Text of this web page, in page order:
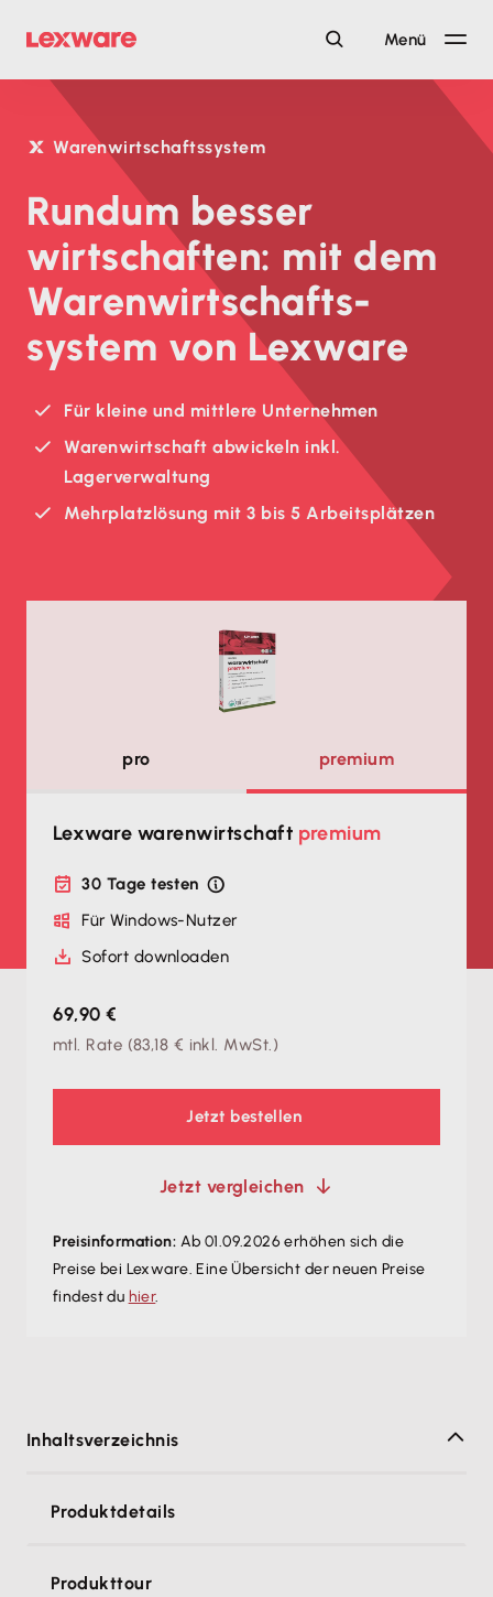
Menü
Warenwirtschaftssystem
Rundum besser
wirtschaften: mit dem
Waren­wirtschafts­
system von Lexware
Für kleine und mittlere Unternehmen
Warenwirtschaft abwickeln inkl.
Lagerverwaltung
Mehrplatzlösung mit 3 bis 5 Arbeitsplätzen
pro premium
Lexware warenwirtschaft premium
30 Tage testen
Für Windows-Nutzer
Sofort downloaden
69,90 €
mtl. Rate (83,18 € inkl. MwSt.)
Jetzt bestellen
Jetzt vergleichen
Preisinformation: Ab 01.09.2026 erhöhen sich die
Preise bei Lexware. Eine Übersicht der neuen Preise
findest du hier.
Inhaltsverzeichnis
Produktdetails
Produkttour